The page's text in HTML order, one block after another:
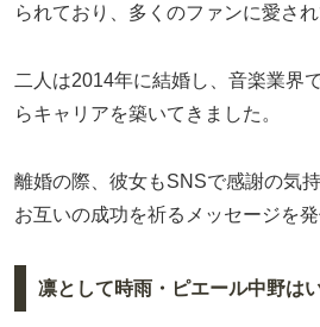
られており、多くのファンに愛され
二人は2014年に結婚し、音楽業界
らキャリアを築いてきました。
離婚の際、彼女もSNSで感謝の気
お互いの成功を祈るメッセージを発
凛として時雨・ピエール中野は